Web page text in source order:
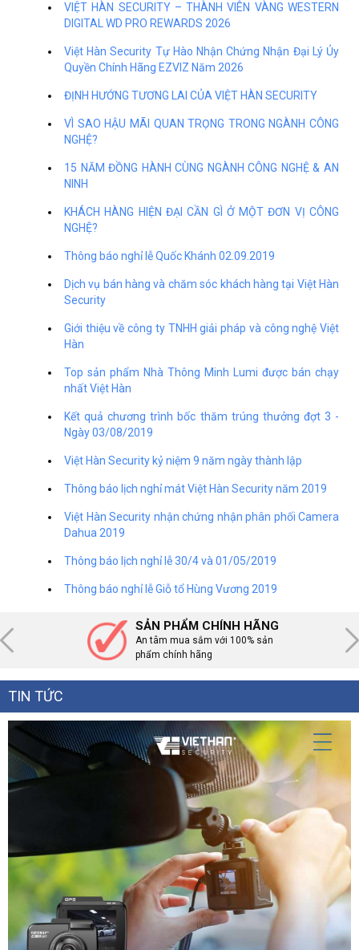
VIỆT HÀN SECURITY – THÀNH VIÊN VÀNG WESTERN
DIGITAL WD PRO REWARDS 2026
Việt Hàn Security Tự Hào Nhận Chứng Nhận Đại Lý Ủy
Quyền Chính Hãng EZVIZ Năm 2026
ĐỊNH HƯỚNG TƯƠNG LAI CỦA VIỆT HÀN SECURITY
VÌ SAO HẬU MÃI QUAN TRỌNG TRONG NGÀNH CÔNG
NGHỆ?
15 NĂM ĐỒNG HÀNH CÙNG NGÀNH CÔNG NGHỆ & AN
NINH
KHÁCH HÀNG HIỆN ĐẠI CẦN GÌ Ở MỘT ĐƠN VỊ CÔNG
NGHỆ?
Thông báo nghỉ lễ Quốc Khánh 02.09.2019
Dịch vụ bán hàng và chăm sóc khách hàng tại Việt Hàn
Security
Giới thiệu về công ty TNHH giải pháp và công nghệ Việt
Hàn
Top sản phẩm Nhà Thông Minh Lumi được bán chạy
nhất Việt Hàn
Kết quả chương trình bốc thăm trúng thưởng đợt 3 -
Ngày 03/08/2019
Việt Hàn Security kỷ niệm 9 năm ngày thành lập
Thông báo lịch nghỉ mát Việt Hàn Security năm 2019
Việt Hàn Security nhận chứng nhận phân phối Camera
Dahua 2019
Thông báo lịch nghỉ lễ 30/4 và 01/05/2019
Thông báo nghỉ lễ Giỗ tổ Hùng Vương 2019
SẢN PHẨM CHÍNH HÃNG
An tâm mua sắm với 100% sản
phẩm chính hãng
TIN TỨC